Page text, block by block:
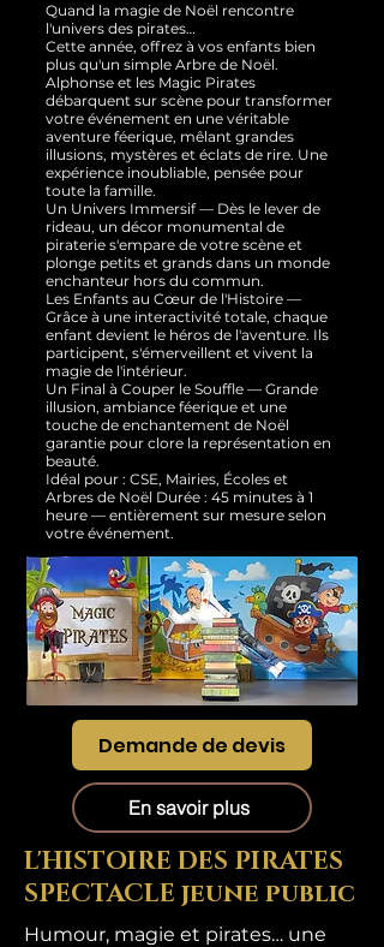
Quand la magie de Noël rencontre
l'univers des pirates…
Cette année, offrez à vos enfants bien
plus qu'un simple Arbre de Noël.
Alphonse et les Magic Pirates
débarquent sur scène pour transformer
votre événement en une véritable
aventure féerique, mêlant grandes
illusions, mystères et éclats de rire. Une
expérience inoubliable, pensée pour
toute la famille.
Un Univers Immersif — Dès le lever de
rideau, un décor monumental de
piraterie s'empare de votre scène et
plonge petits et grands dans un monde
enchanteur hors du commun.
Les Enfants au Cœur de l'Histoire —
Grâce à une interactivité totale, chaque
enfant devient le héros de l'aventure. Ils
participent, s'émerveillent et vivent la
magie de l'intérieur.
Un Final à Couper le Souffle — Grande
illusion, ambiance féerique et une
touche de enchantement de Noël
garantie pour clore la représentation en
beauté.
Idéal pour : CSE, Mairies, Écoles et
Arbres de Noël Durée : 45 minutes à 1
heure — entièrement sur mesure selon
votre événement.
Demande de devis
En savoir plus
L'HISTOIRE DES PIRATES
SPECTACLE jeune public
Humour, magie et pirates… une